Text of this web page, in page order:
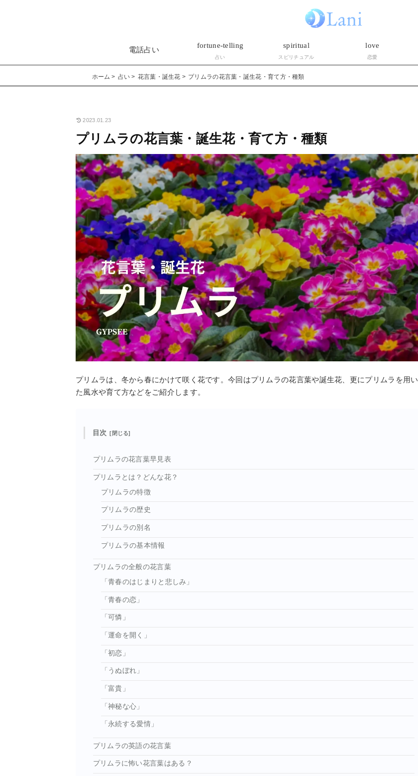
電話占い
fortune-telling
占い
spiritual
スピリチュアル
love
恋愛
ホーム 占い 花言葉・誕生花 プリムラの花言葉・誕生花・育て方・種類
2023.01.23
プリムラの花言葉・誕生花・育て方・種類
プリムラは、冬から春にかけて咲く花です。今回はプリムラの花言葉や誕生花、更にプリムラを用い
た風水や育て方などをご紹介します。
目次
プリムラの花言葉早見表
プリムラとは？どんな花？
プリムラの特徴
プリムラの歴史
プリムラの別名
プリムラの基本情報
プリムラの全般の花言葉
「青春のはじまりと悲しみ」
「青春の恋」
「可憐」
「運命を開く」
「初恋」
「うぬぼれ」
「富貴」
「神秘な心」
「永続する愛情」
プリムラの英語の花言葉
プリムラに怖い花言葉はある？